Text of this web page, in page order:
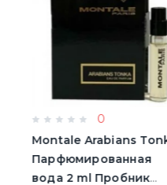
0
Montale Arabians Tonka
Парфюмированная
вода 2 ml Пробник